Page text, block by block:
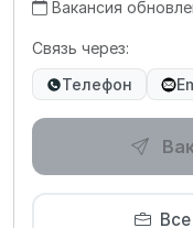
Вакансия
Связь через:
Телефон